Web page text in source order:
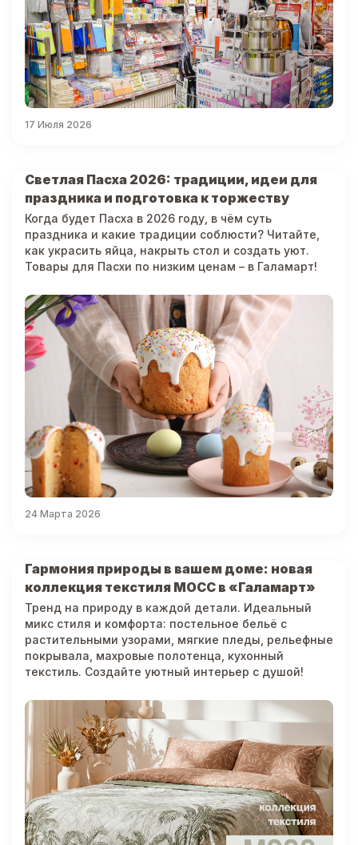
17 Июля 2026
24 Марта 2026
Светлая Пасха 2026: традиции, идеи для
праздника и подготовка к торжеству
Когда будет Пасха в 2026 году, в чём суть
праздника и какие традиции соблюсти? Читайте,
как украсить яйца, накрыть стол и создать уют.
Товары для Пасхи по низким ценам – в Галамарт!
Гармония природы в вашем доме: новая
коллекция текстиля МОСС в «Галамарт»
Тренд на природу в каждой детали. Идеальный
микс стиля и комфорта: постельное бельё с
растительными узорами, мягкие пледы, рельефные
покрывала, махровые полотенца, кухонный
текстиль. Создайте уютный интерьер с душой!